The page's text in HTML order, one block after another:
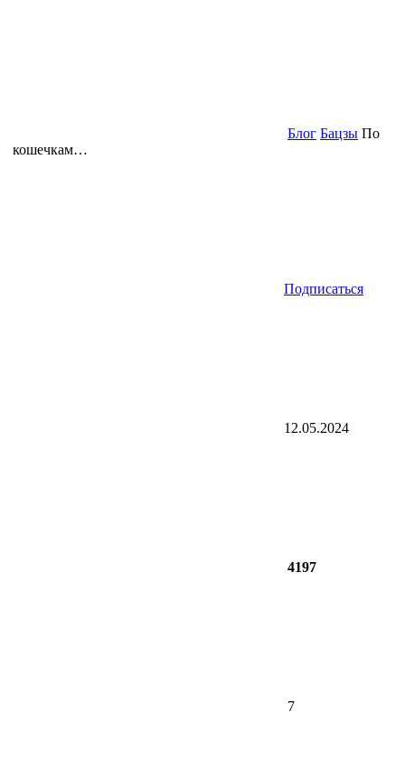
Блог Бацзы По
кошечкам…
Подписаться
12.05.2024
4197
7